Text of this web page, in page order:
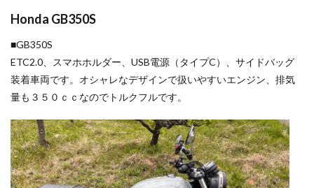
Honda GB350S
■GB350S
ETC2.0、スマホホルダー、USB電源（タイプC）、サイドバッグ
装着車両です。オシャレなデザインで扱いやすいエンジン、排気
量も３５０ｃｃなのでトルクフルです。